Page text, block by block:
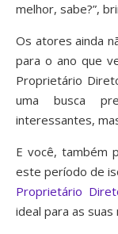
melhor, sabe?”,
Os atores ainda
para o ano que
Proprietário
uma busca
interessantes,
E você, também
este período de
Proprietário
ideal para as suas